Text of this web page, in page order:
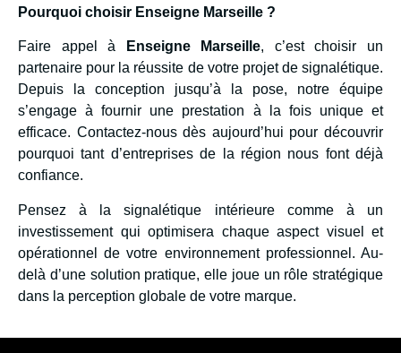
Pourquoi choisir Enseigne Marseille ?
Faire appel à Enseigne Marseille, c’est choisir un
partenaire pour la réussite de votre projet de signalétique.
Depuis la conception jusqu’à la pose, notre équipe
s’engage à fournir une prestation à la fois unique et
efficace. Contactez-nous dès aujourd’hui pour découvrir
pourquoi tant d’entreprises de la région nous font déjà
confiance.
Pensez à la signalétique intérieure comme à un
investissement qui optimisera chaque aspect visuel et
opérationnel de votre environnement professionnel. Au-
delà d’une solution pratique, elle joue un rôle stratégique
dans la perception globale de votre marque.